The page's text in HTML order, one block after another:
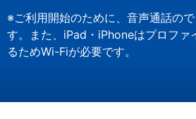
※ご利用開始のために、音声通話の
す。また、iPad・iPhoneはプロファ
るためWi-Fiが必要です。